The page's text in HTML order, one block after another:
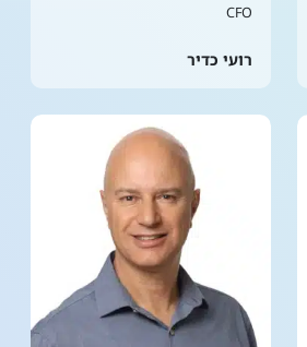
CFO
רועי כדיר